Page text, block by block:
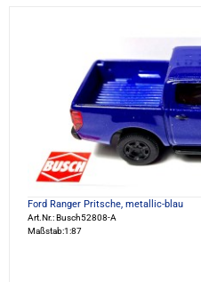
Ford Ranger Pritsche, metallic-blau
Art.Nr.: Busch52808-A
Maßstab:1:87